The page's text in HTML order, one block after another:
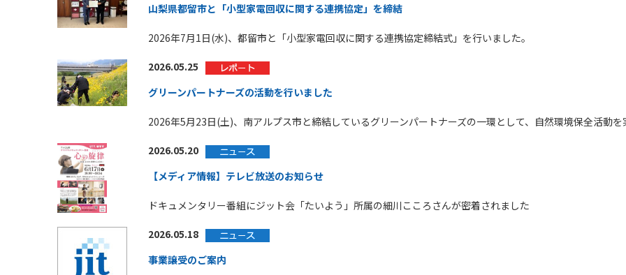
山梨県都留市と「小型家電回収に関する連携協定」を締結
2026年7月1日(水)、都留市と「小型家電回収に関する連携協定締結式」を行いました。
2026.05.25
グリーンパートナーズの活動を行いました
2026年5月23日(土)、南アルプス市と締結しているグリーンパートナーズの一環として、自然環境保全活動を
2026.05.20
【メディア情報】テレビ放送のお知らせ
ドキュメンタリー番組にジット会「たいよう」所属の細川こころさんが密着されました
2026.05.18
事業譲受のご案内